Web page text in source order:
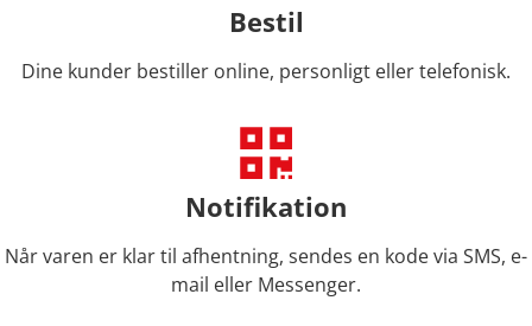
Bestil
Dine kunder bestiller online, personligt eller telefonisk.
Notifikation
Når varen er klar til afhentning, sendes en kode via SMS, e-
mail eller Messenger.